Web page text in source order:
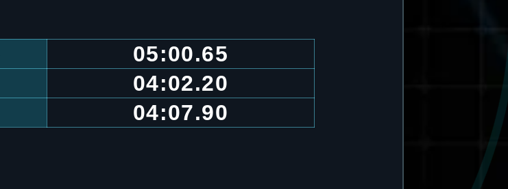
05:00.65
04:02.20
04:07.90